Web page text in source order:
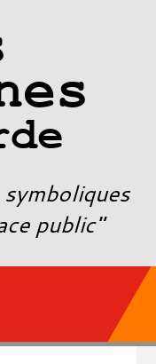
public"